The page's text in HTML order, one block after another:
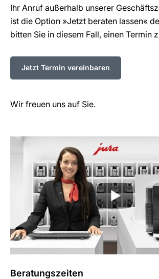
Ihr Anruf außerhalb unserer
ist die Option »Jetzt beraten lassen«
bitten Sie in diesem Fall, einen Termin
Jetzt Termin vereinbaren
Wir freuen uns auf Sie.
Beratungszeiten